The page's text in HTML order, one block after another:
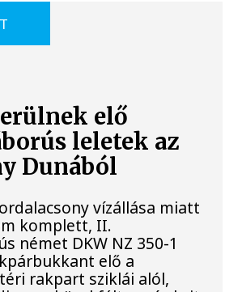
elő
leletek az
Dunából
vízállása miatt
komplett, II.
német DKW NZ 350-1
elő a
rakpart sziklái alól,